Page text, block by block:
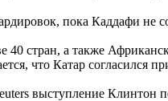
пока Каддафи
стран, а также
что Катар согласился
выступление Клинтон